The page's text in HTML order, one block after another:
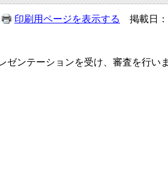
印刷用ページを表示する
掲載日：
＞＞
ンテーションを受け、審査を行いま